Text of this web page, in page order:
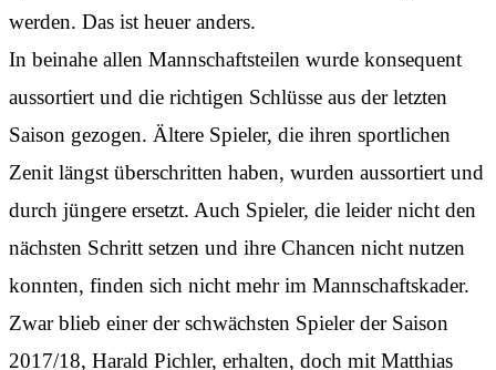
werden. Das ist heuer anders.
In beinahe allen Mannschaftsteilen wurde konsequent
aussortiert und die richtigen Schlüsse aus der letzten
Saison gezogen. Ältere Spieler, die ihren sportlichen
Zenit längst überschritten haben, wurden aussortiert und
durch jüngere ersetzt. Auch Spieler, die leider nicht den
nächsten Schritt setzen und ihre Chancen nicht nutzen
konnten, finden sich nicht mehr im Mannschaftskader.
Zwar blieb einer der schwächsten Spieler der Saison
2017/18, Harald Pichler, erhalten, doch mit Matthias